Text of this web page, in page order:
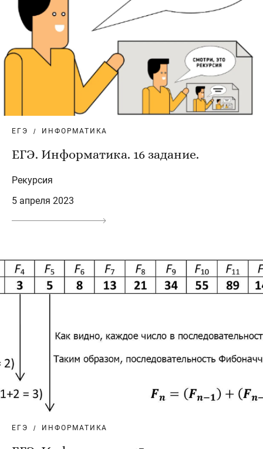
ЕГЭ ИНФОРМАТИКА
ЕГЭ. Информатика. 16 задание.
Рекурсия
5 апреля 2023
ЕГЭ ИНФОРМАТИКА